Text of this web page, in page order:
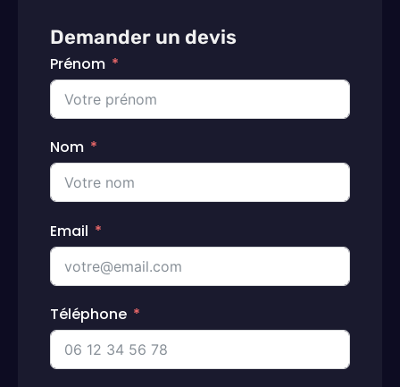
Demander un devis
Prénom
Nom
Email
Téléphone